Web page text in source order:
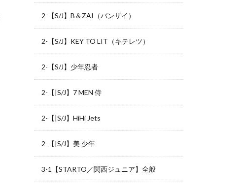
2-【S/J】B＆ZAI（バンザイ）
2-【S/J】KEY TO LIT（キテレツ）
2-【S/J】少年忍者
2-【|S/J】7 MEN 侍
2-【|S/J】HiHi Jets
2-【|S/J】美 少年
3-1【STARTO／関西ジュニア】全般